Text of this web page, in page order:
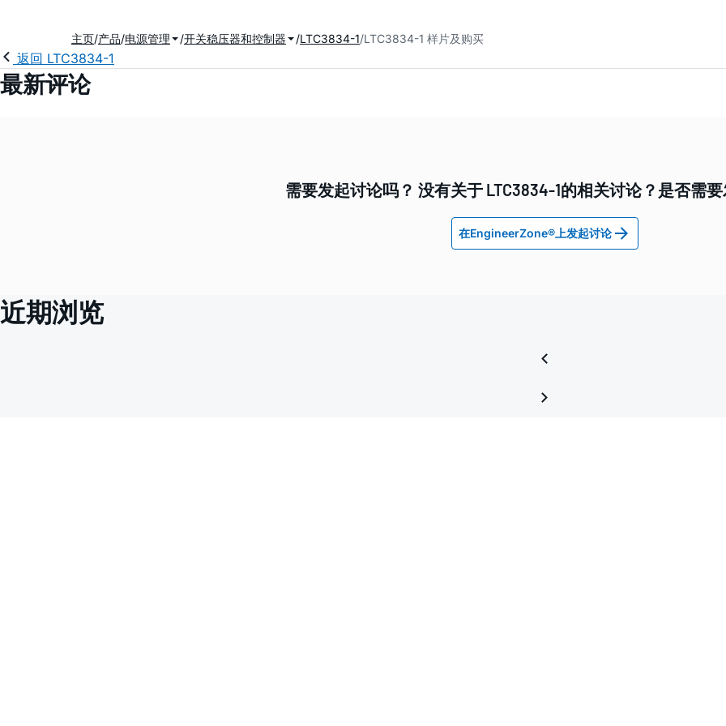
主页 产品 电源管理 开关稳压器和控制器 LTC3834-1 LTC3834-1 样片及购买
返回 LTC3834-1
最新评论
需要发起讨论吗？ 没有关于 LTC3834-1的相关讨论？是否需
在EngineerZone®上发起讨论
近期浏览